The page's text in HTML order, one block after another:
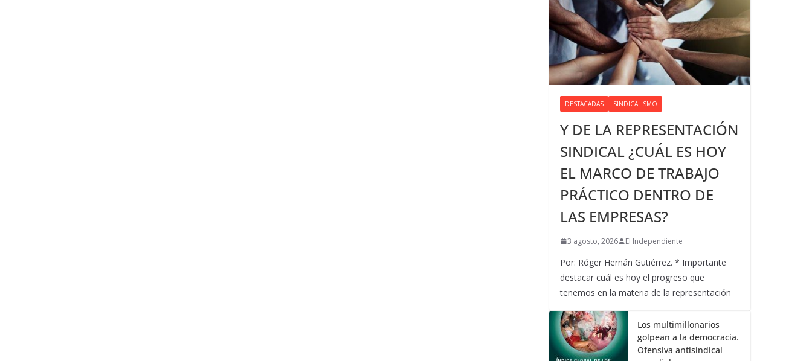
DESTACADAS SINDICALISMO
Y DE LA REPRESENTACIÓN
SINDICAL ¿CUÁL ES HOY
EL MARCO DE TRABAJO
PRÁCTICO DENTRO DE
LAS EMPRESAS?
3 agosto, 2026 El Independiente
Por: Róger Hernán Gutiérrez. * Importante
destacar cuál es hoy el progreso que
tenemos en la materia de la representación
Los multimillonarios
golpean a la democracia.
Ofensiva antisindical